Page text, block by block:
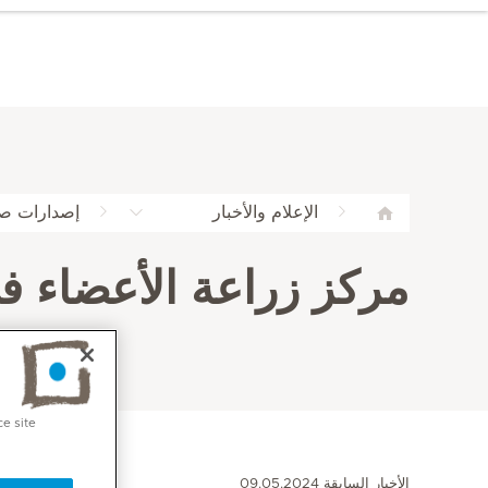
الإعلام والأخبار إصدارات
مركز زراعة الأعضاء
الأخبار السابقة 09.05.2024
site